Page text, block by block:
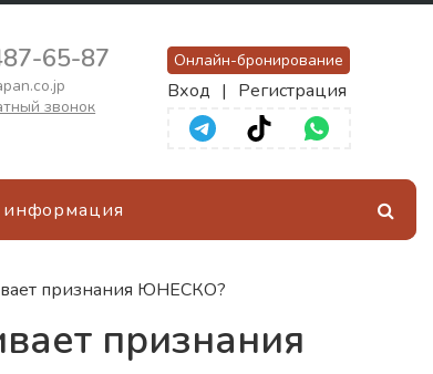
65-87
звонок
Онлайн-бронирование
Вход | Регистрация
информация
признания ЮНЕСКО?
признания